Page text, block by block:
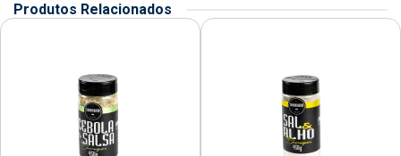
Produtos Relacionados